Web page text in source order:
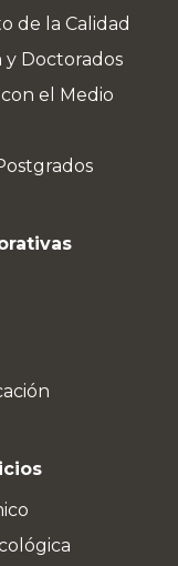
de la Calidad
Doctorados
el Medio